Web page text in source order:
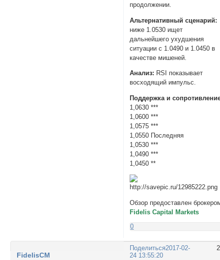
продолжении.
Альтернативный сценарий:
ниже 1.0530 ищет
дальнейшего ухудшения
ситуации с 1.0490 и 1.0450 в
качестве мишеней.
Анализ: RSI показывает
восходящий импульс.
Поддержка и
1,0630 ***
1,0600 ***
1,0575 ***
1,0550 Последняя
1,0530 ***
1,0490 ***
1,0450 **
Обзор предоставлен
Fidelis Capital Markets
0
Поделиться2017-02-
24 13:55:20
FidelisCM